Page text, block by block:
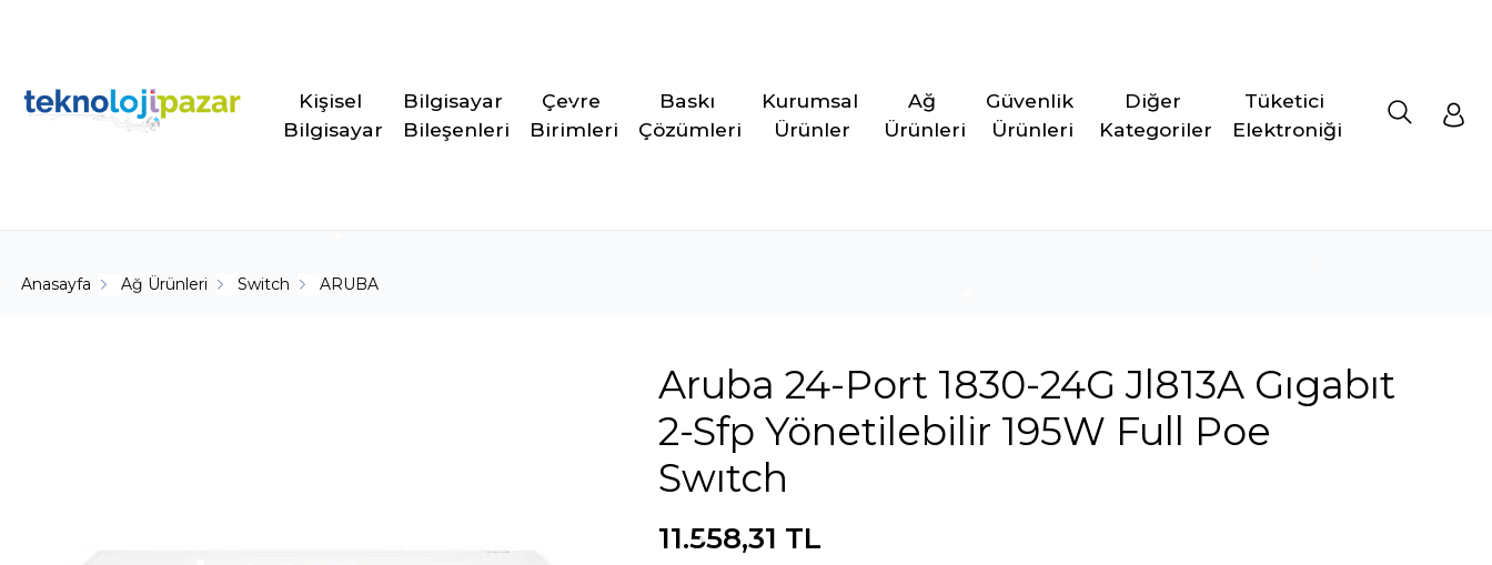
Kişisel
Bilgisayar
Bilgisayar
Bileşenleri
Çevre
Birimleri
Baskı
Çözümleri
Kurumsal
Ürünler
Ağ
Ürünleri
Güvenlik
Ürünleri
Diğer
Kategoriler
Tüketici
Elektroniği
Anasayfa Ağ Ürünleri Switch ARUBA
Aruba 24-Port 1830-24G Jl813A Gıgabıt
2-Sfp Yönetilebilir 195W Full Poe
Swıtch
11.558,31 TL